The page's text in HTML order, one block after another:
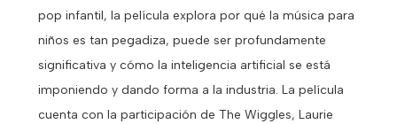
pop infantil, la película explora por qué la música para
niños es tan pegadiza, puede ser profundamente
significativa y cómo la inteligencia artificial se está
imponiendo y dando forma a la industria. La película
cuenta con la participación de The Wiggles, Laurie